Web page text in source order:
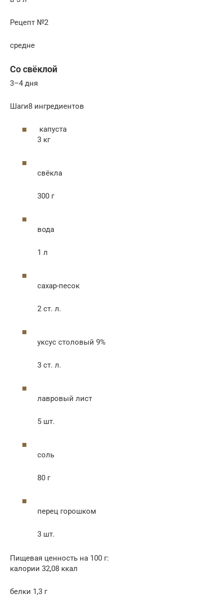
Рецепт №2
средне
Со свёклой
3–4 дня
Шаги8 ингредиентов
капуста
3 кг
свёкла
300 г
вода
1 л
сахар-песок
2 ст. л.
уксус столовый 9%
3 ст. л.
лавровый лист
5 шт.
соль
80 г
перец горошком
3 шт.
Пищевая ценность на 100 г:
калории 32,08 ккал
белки 1,3 г